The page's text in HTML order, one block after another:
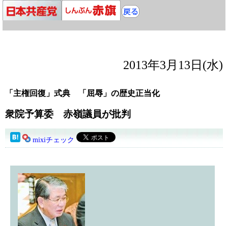
2013年3月13日(水)
「主権回復」式典 「屈辱」の歴史正当化
衆院予算委 赤嶺議員が批判
mixiチェック